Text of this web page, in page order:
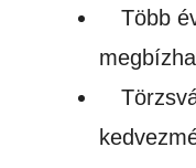
Több